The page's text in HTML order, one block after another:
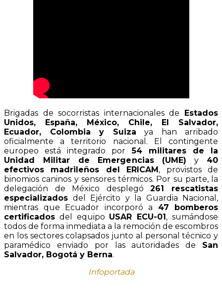
Brigadas de socorristas internacionales de
Estados
Unidos, España, México, Chile, El Salvador,
Ecuador, Colombia y Suiza ya han arribado
oficialmente a territorio nacional. El contingente
europeo está integrado por54 militares de la
Unidad Militar de Emergencias (UME) y 40
efectivos madrileños del ERICAM , provistos de
binomios caninos y sensores térmicos. Por su parte, la
delegación de México desplegó261 rescatistas
especializados del Ejército y la Guardia Nacional,
mientras que Ecuador incorporó a 47 bomberos
certificados del equipo USAR ECU-01 , sumándose
todos de forma inmediata a la remoción de escombros
en los sectores colapsados junto al personal técnico y
paramédico enviado por las autoridades de San
Salvador, Bogotá y Berna.
Infoportada